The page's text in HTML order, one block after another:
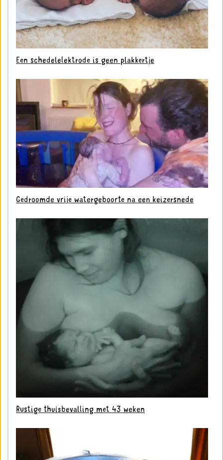
Een schedelelektrode is geen plakkertje
Gedroomde vrije watergeboorte na een keizersnede
Rustige thuisbevalling met 43 weken